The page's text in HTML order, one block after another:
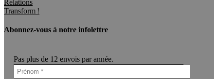
Relations
Transform !
Abonnez-vous à notre infolettre
Pas plus de 12 envois par année.